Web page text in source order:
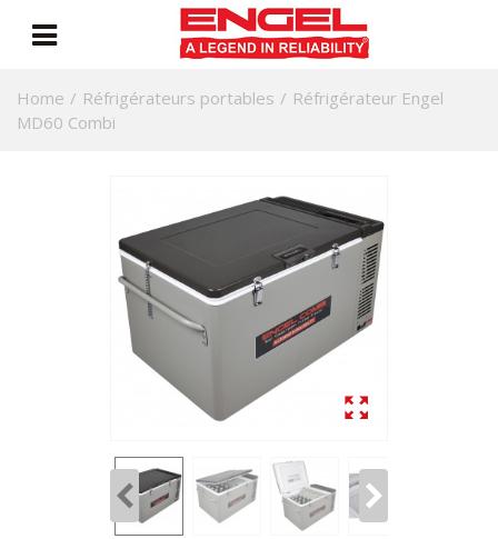
Home / Réfrigérateurs portables / Réfrigérateur Engel
MD60 Combi